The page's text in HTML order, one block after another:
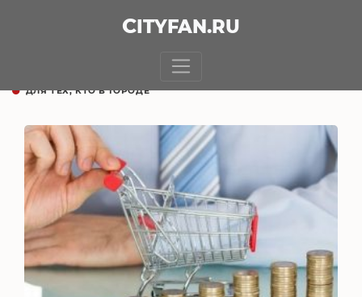
CITYFAN.RU
ДЛЯ ТЕХ, КТО В ГОРОДЕ